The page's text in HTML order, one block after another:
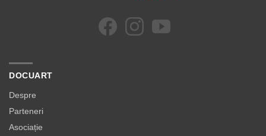
DOCUART
Despre
Parteneri
Asociație